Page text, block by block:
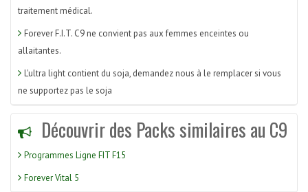
traitement médical.
Forever F.I.T. C9 ne convient pas aux femmes enceintes ou
allaitantes.
L'ultra light contient du soja, demandez nous à le remplacer si vous
ne supportez pas le soja
Découvrir des Packs similaires au C9
Programmes Ligne FIT F15
Forever Vital 5